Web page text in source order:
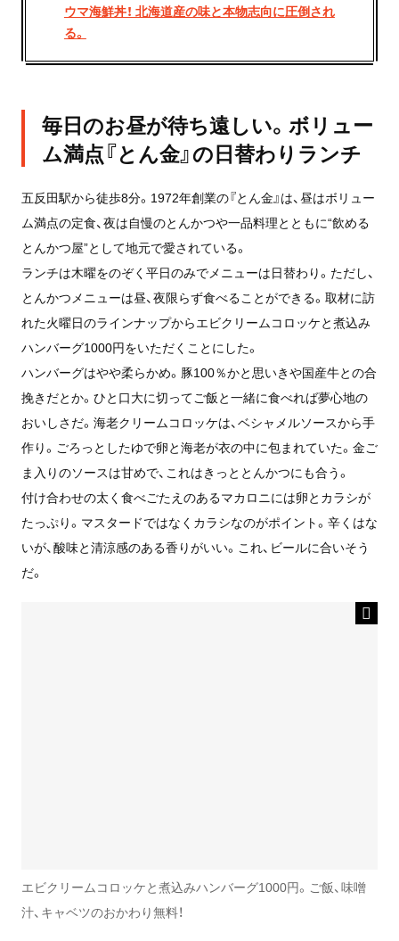
ウマ海鮮丼！ 北海道産の味と本物志向に圧倒され
る。
毎日のお昼が待ち遠しい。ボリュー
ム満点『とん金』の日替わりランチ
五反田駅から徒歩8分。1972年創業の『とん金』は、昼はボリュー
ム満点の定食、夜は自慢のとんかつや一品料理とともに“飲める
とんかつ屋”として地元で愛されている。
ランチは木曜をのぞく平日のみでメニューは日替わり。ただし、
とんかつメニューは昼、夜限らず食べることができる。取材に訪
れた火曜日のラインナップからエビクリームコロッケと煮込み
ハンバーグ1000円をいただくことにした。
ハンバーグはやや柔らかめ。豚100％かと思いきや国産牛との合
挽きだとか。ひと口大に切ってご飯と一緒に食べれば夢心地の
おいしさだ。海老クリームコロッケは、ベシャメルソースから手
作り。ごろっとしたゆで卵と海老が衣の中に包まれていた。金ご
ま入りのソースは甘めで、これはきっととんかつにも合う。
付け合わせの太く食べごたえのあるマカロニには卵とカラシが
たっぷり。マスタードではなくカラシなのがポイント。辛くはな
いが、酸味と清涼感のある香りがいい。これ、ビールに合いそう
だ。
エビクリームコロッケと煮込みハンバーグ1000円。ご飯、味噌
汁、キャベツのおかわり無料！